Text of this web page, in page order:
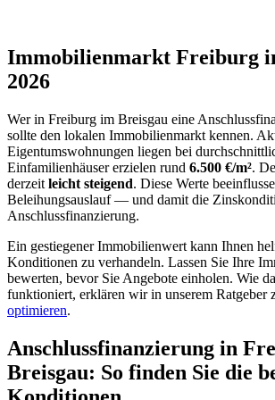
Immobilienmarkt Freiburg
2026
Wer in Freiburg im Breisgau eine
sollte den lokalen Immobilienmarkt kennen.
Eigentumswohnungen liegen bei
Einfamilienhäuser erzielen rund 6.500 €/m².
derzeit leicht steigend. Diese Werte
Beleihungsauslauf — und damit die
Anschlussfinanzierung.
Ein gestiegener Immobilienwert kann Ihnen
Konditionen zu verhandeln. Lassen Sie Ihre
bewerten, bevor Sie Angebote einholen. Wie
funktioniert, erklären wir in unserem Ratgeber
optimieren.
Anschlussfinanzierung in
Breisgau: So finden Sie die